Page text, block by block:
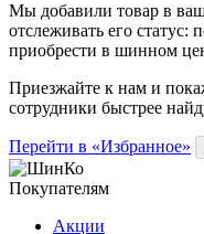
Мы добавили товар в
отслеживать его
приобрести в шинном
Приезжайте к нам и
сотрудники быстрее
Перейти в «Избранное»
Покупателям
Акции